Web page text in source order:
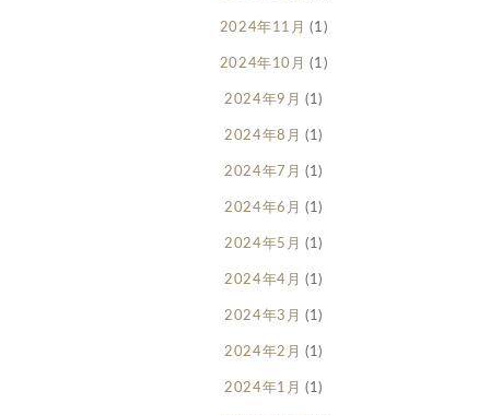
2024年11月 (1)
2024年10月 (1)
2024年9月 (1)
2024年8月 (1)
2024年7月 (1)
2024年6月 (1)
2024年5月 (1)
2024年4月 (1)
2024年3月 (1)
2024年2月 (1)
2024年1月 (1)